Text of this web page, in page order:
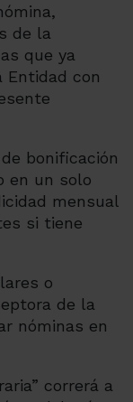
de la
que ya
Entidad con
bonificación
en un solo
mensual
si tiene
o
de la
nóminas en
correrá a